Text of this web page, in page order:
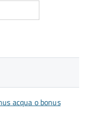
acqua o bonus